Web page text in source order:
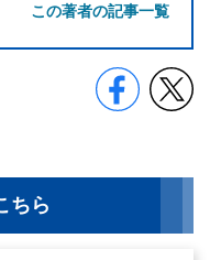
この著者の記事一覧
ちら